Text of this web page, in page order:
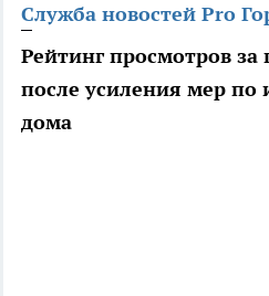
Служба новостей Pro
Рейтинг просмотров
после усиления мер
дома